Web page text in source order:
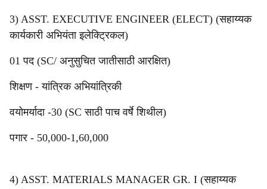
3) ASST. EXECUTIVE ENGINEER (ELECT) (सहाय्यक
कार्यकारी अभियंता इलेक्ट्रिकल)
01 पद (SC/ अनुसुचित जातीसाठी आरक्षित)
शिक्षण - यांत्रिक अभियांत्रिकी
वयोमर्यादा -30 (SC साठी पाच वर्षे शिथील)
पगार - 50,000-1,60,000
4) ASST. MATERIALS MANAGER GR. I (सहाय्यक